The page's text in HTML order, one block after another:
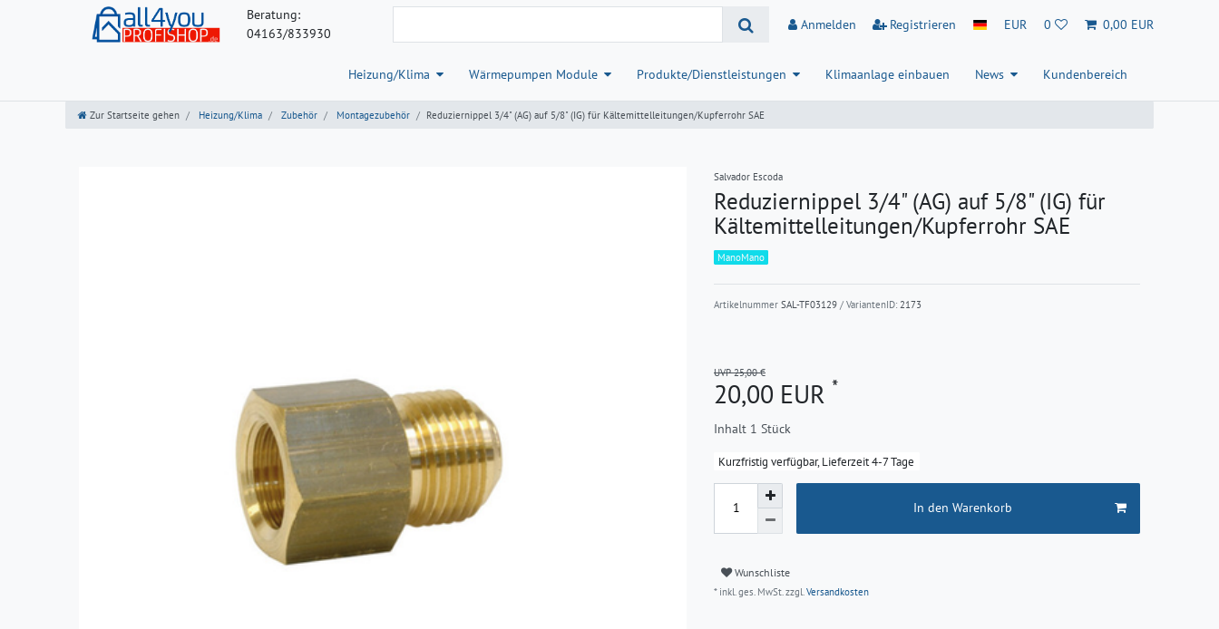
Beratung:
04163/833930
Anmelden Registrieren EUR 0 0,00 EUR
Heizung/Klima Wärmepumpen Module Produkte/Dienstleistungen Klimaanlage einbauen News Kundenbereich
Zur Startseite gehen Heizung/Klima Zubehör Montagezubehör Reduziernippel 3/4" (AG) auf 5/8" (IG) für Kältemittelleitungen/Kupferrohr SAE
Salvador Escoda
Reduziernippel 3/4" (AG) auf 5/8" (IG) für
Kältemittelleitungen/Kupferrohr SAE
ManoMano
Artikelnummer SAL-TF03129 / VariantenID: 2173
UVP 25,00 €
20,00 EUR *
Inhalt 1 Stück
Kurzfristig verfügbar, Lieferzeit 4-7 Tage
In den Warenkorb
Wunschliste
* inkl. ges. MwSt. zzgl.Versandkosten